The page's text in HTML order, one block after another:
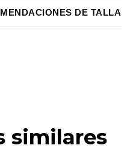
DE TALLA
similares